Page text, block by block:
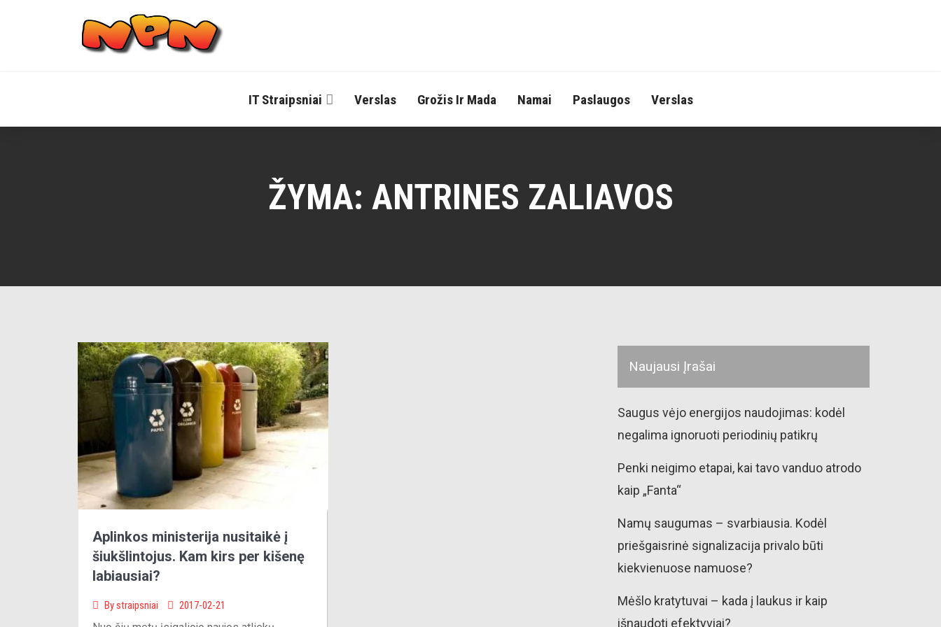
IT Straipsniai Verslas Grožis Ir Mada Namai Paslaugos Verslas
ŽYMA: ANTRINES ZALIAVOS
Aplinkos ministerija nusitaikė į
šiukšlintojus. Kam kirs per kišenę
labiausiai?
Bystraipsniai 2017-02-21
Naujausi Įrašai
Saugus vėjo energijos naudojimas: kodėl
negalima ignoruoti periodinių patikrų
Penki neigimo etapai, kai tavo vanduo atrodo
kaip „Fanta“
Namų saugumas – svarbiausia. Kodėl
priešgaisrinė signalizacija privalo būti
kiekvienuose namuose?
Mėšlo kratytuvai – kada į laukus ir kaip
išnaudoti efektyviai?